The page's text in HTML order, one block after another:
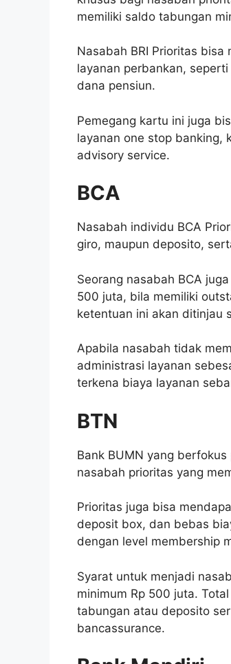
memiliki saldo tabungan
Nasabah BRI Prioritas
layanan perbankan,
dana pensiun.
Pemegang kartu ini juga
layanan one stop banking,
advisory service.
BCA
Nasabah individu BCA
giro, maupun deposito,
Seorang nasabah BCA
500 juta, bila memiliki
ketentuan ini akan ditinjau
Apabila nasabah tidak
administrasi layanan
terkena biaya layanan
BTN
Bank BUMN yang
nasabah prioritas yang
Prioritas juga bisa
deposit box, dan bebas
dengan level membership
Syarat untuk menjadi
minimum Rp 500 juta.
tabungan atau deposito
bancassurance.